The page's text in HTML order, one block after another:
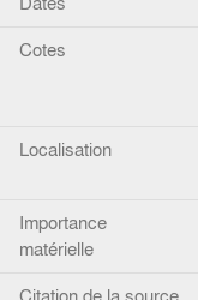
Cotes
Localisation
Importance
matérielle